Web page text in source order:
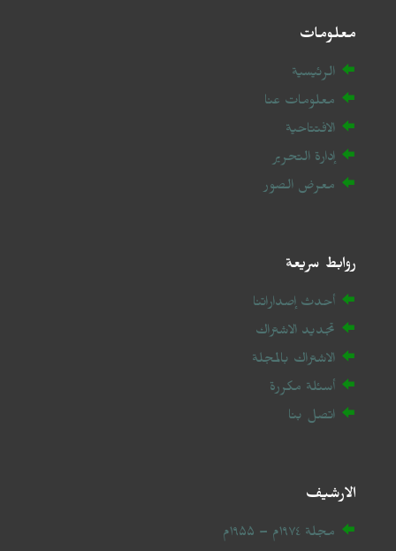
معلومات
الرئيسية
معلومات عنا
الافتتاحية
إدارة التحرير
معرض الصور
روابط سريعة
أحدث إصداراتنا
تجديد الاشتراك
الاشتراك بالمجلة
أسئلة مكررة
اتصل بنا
الارشيف
مجلة ۱۹۷٤م – ۱۹۵۵م